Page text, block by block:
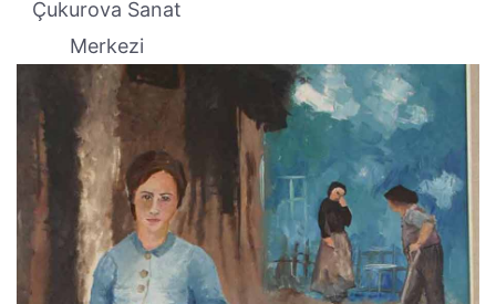
Çukurova Sanat
Merkezi